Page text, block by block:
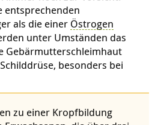
entsprechenden
als die einer Östrogen
unter Umständen das
Gebärmutterschleimhaut
besonders bei
zu einer Kropfbildung